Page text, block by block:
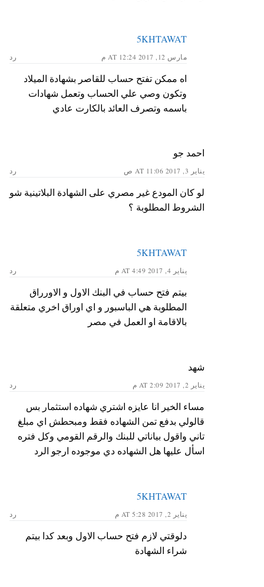
5KHTAWAT
مارس 12, 2017 AT 12:24 م رد
اه ممكن تفتح حساب للقاصر بشهادة الميلاد
وتكون وصي علي الحساب وتعمل شهادات
باسمه وتصرف العائد بالكارت عادي
احمد جو
يناير 3, 2017 AT 11:06 ص رد
لو كان المودع غير مصري على الشهادة البلاتينية شو
الشروط المطلوبة ؟
5KHTAWAT
يناير 4, 2017 AT 4:49 م رد
بيتم فتح حساب في البنك الاول و الاورراق
المطلوبة هي الباسبور و اي اوراق اخري متعلقة
بالاقامة او العمل في مصر
شهد
يناير 2, 2017 AT 2:09 م رد
مساء الخير انا عايزه اشتري شهاده استثمار بس
قالولي بدفع تمن الشهاده فقط ومبحطش اي مبلغ
تاني واقول بياناتي للبنك والرقم القومي وكل فتره
اسأل عليها هل الشهاده دي موجوده ارجو الرد
5KHTAWAT
يناير 2, 2017 AT 5:28 م رد
دلوقتي لازم فتح حساب الاول وبعد كدا بيتم
شراء الشهادة